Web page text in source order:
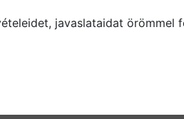
javaslataidat örömmel